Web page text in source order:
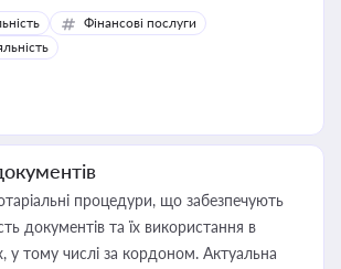
бізнесу, керівника, юриста або
оподаткування, приватизації, оренди
корпоративних угод і перевірки
діяльності
Фінансові послуги
процедури, що забезпечують
документів та їх використання в
у тому числі за кордоном. Актуальна